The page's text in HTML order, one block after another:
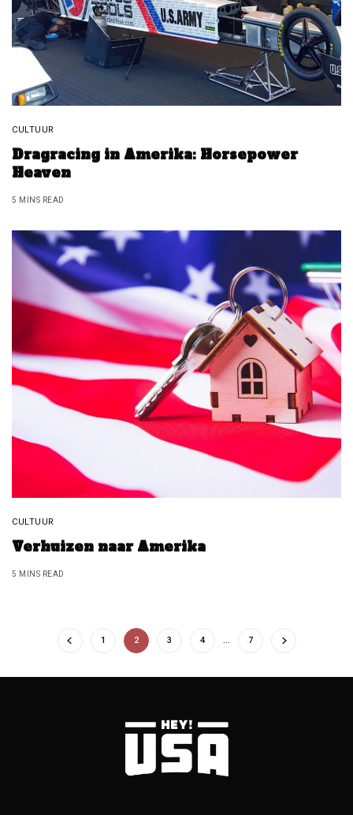
CULTUUR
Dragracing in Amerika: Horsepower
Heaven
5 MINS READ
CULTUUR
Verhuizen naar Amerika
5 MINS READ
1 2 3 4 … 7